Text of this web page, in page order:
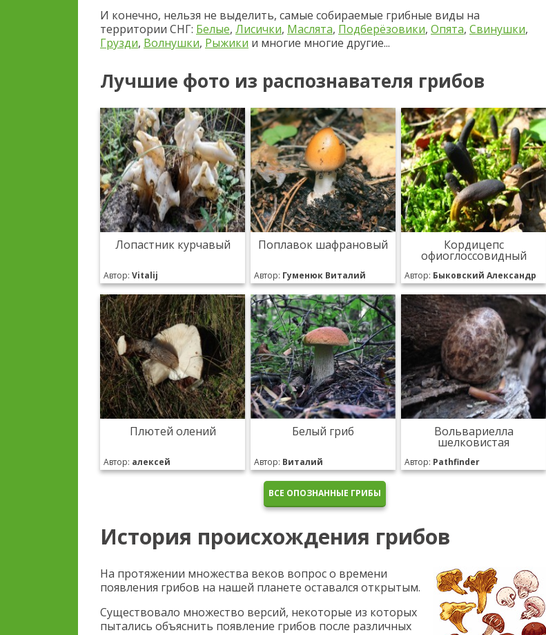
И конечно, нельзя не выделить, самые собираемые грибные виды на
территории СНГ: Белые, Лисички, Маслята, Подберёзовики, Опята, Свинушки,
Грузди, Волнушки, Рыжики и многие многие другие...
Лучшие фото из распознавателя грибов
Лопастник курчавый
Автор: Vitalij
Поплавок шафрановый
Автор: Гуменюк Виталий
Кордицепс
офиоглоссовидный
Автор: Быковский Александр
Плютей олений
Автор: алексей
Белый гриб
Автор: Виталий
Вольвариелла
шелковистая
Автор: Pathfinder
ВСЕ ОПОЗНАННЫЕ ГРИБЫ
История происхождения грибов
На протяжении множества веков вопрос о времени
появления грибов на нашей планете оставался открытым.
Существовало множество версий, некоторые из которых
пытались объяснить появление грибов после различных